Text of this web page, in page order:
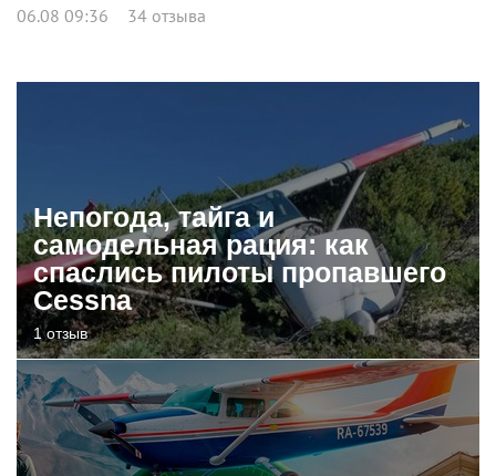
06.08 09:36 34 отзыва
Непогода, тайга и
самодельная рация: как
спаслись пилоты пропавшего
Cessna
1 отзыв